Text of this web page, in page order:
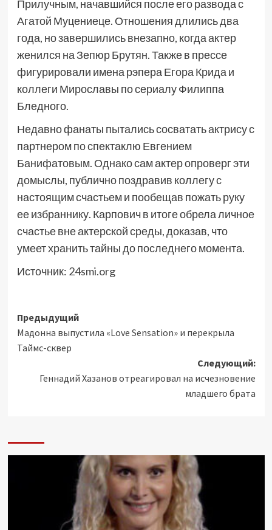
Прилучным, начавшийся после его развода с
Агатой Муцениеце. Отношения длились два
года, но завершились внезапно, когда актер
женился на Зепюр Брутян. Также в прессе
фигурировали имена рэпера Егора Крида и
коллеги Мирославы по сериалу Филиппа
Бледного.
Недавно фанаты пытались сосватать актрису с
партнером по спектаклю Евгением
Банифатовым. Однако сам актер опроверг эти
домыслы, публично поздравив коллегу с
настоящим счастьем и пообещав пожать руку
ее избраннику. Карпович в итоге обрела личное
счастье вне актерской среды, доказав, что
умеет хранить тайны до последнего момента.
Источник: 24smi.org
Навигация
записи
Предыдущий
Мадонна выпустила «Love Sensation» и перекрыла
Таймс-сквeр
Следующий:
Геннадий Хазанов отреагировал на исчезновение
младшего брата